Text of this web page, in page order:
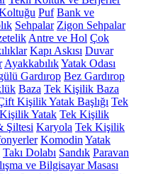
Puf Bank ve
Sehpalar Zigon Sehpalar
Antre ve Hol Çok
Kapı Askısı Duvar
AyakkabılıkYatak Odası
Gardırop Bez Gardırop
Baza Tek Kişilik Baza
Kişilik Yatak Başlığı Tek
Yatak Tek Kişilik
Şiltesi Karyola Tek Kişilik
Komodin Yatak
Takı Dolabı Sandık Paravan
ve Bilgisayar Masası